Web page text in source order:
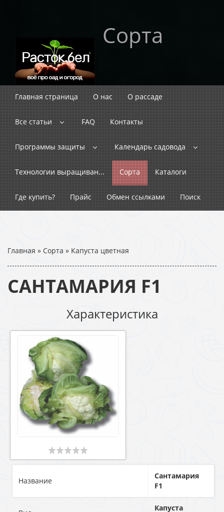
Сорта
Главная страница О нас О рассаде
Все статьи FAQ Контакты
Программы защиты Календарь садовода
Технологии выращиван... Сорта Каталоги
Где купить? Прайс Обмен ссылками Поиск
Главная » Сорта » Капуста цветная
САНТАМАРИЯ F1
Характеристика
Название
Сантамария
F1
Капуста